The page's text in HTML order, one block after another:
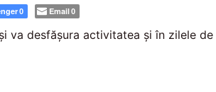
0 Email0
va desfășura activitatea și în zilele